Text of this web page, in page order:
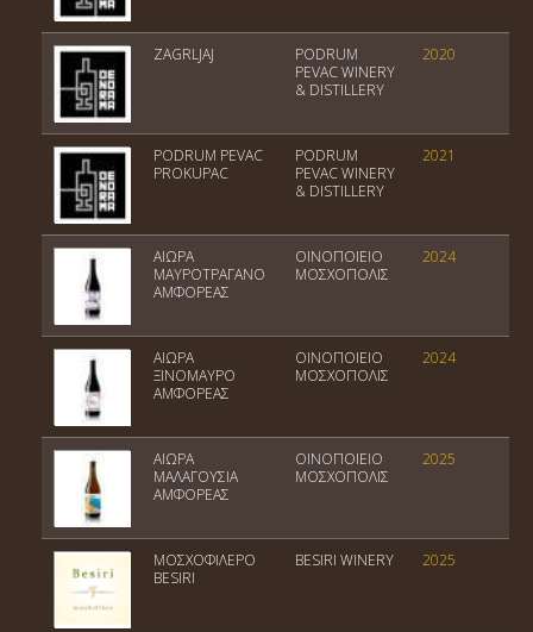
ZAGRLJAJ
PODRUM
PEVAC WINERY
& DISTILLERY
2020
PODRUM PEVAC
PROKUPAC
PODRUM
PEVAC WINERY
& DISTILLERY
2021
ΑΙΩΡΑ
ΜΑΥΡΟΤΡΑΓΑΝΟ
ΑΜΦΟΡΕΑΣ
ΟΙΝΟΠΟΙΕΙΟ
ΜΟΣΧΟΠΟΛΙΣ
2024
ΑΙΩΡΑ
ΞΙΝΟΜΑΥΡΟ
ΑΜΦΟΡΕΑΣ
ΟΙΝΟΠΟΙΕΙΟ
ΜΟΣΧΟΠΟΛΙΣ
2024
ΑΙΩΡΑ
ΜΑΛΑΓΟΥΣΙΑ
ΑΜΦΟΡΕΑΣ
ΟΙΝΟΠΟΙΕΙΟ
ΜΟΣΧΟΠΟΛΙΣ
2025
ΜΟΣΧΟΦΙΛΕΡΟ
BESIRI
BESIRI WINERY 2025